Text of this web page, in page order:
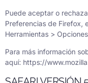
Puede aceptar o
Preferencias de Firefox,
Herramientas >
Para más información
aquí: https://